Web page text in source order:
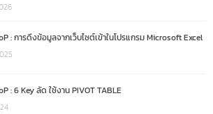
: การดึงข้อมูลจากเว็บไซต์เข้าในโปรแกรม Microsoft Excel
: 6 Key ลัด ใช้งาน PIVOT TABLE